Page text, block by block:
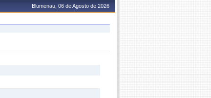
Blumenau, 06 de Agosto de 2026